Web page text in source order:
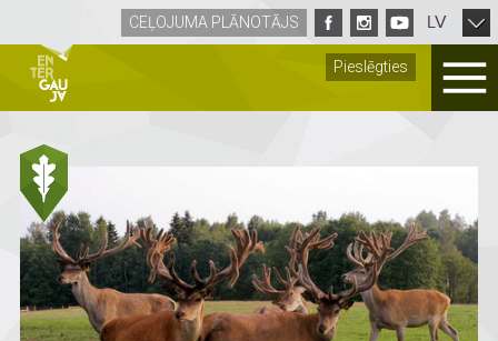
Pieslēgties
CEĻOJUMA PLĀNOTĀJS LV